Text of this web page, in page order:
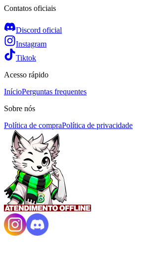
Contatos oficiais
Discord oficial
Instagram
Tiktok
Acesso rápido
InícioPerguntas frequentes
Sobre nós
Política de compraPolítica de privacidade